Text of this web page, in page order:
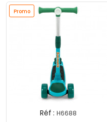
Promo
Réf : H6688